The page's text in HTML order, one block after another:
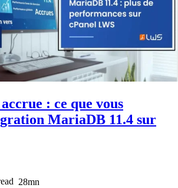
: ce que vous
MariaDB 11.4 sur
28mn